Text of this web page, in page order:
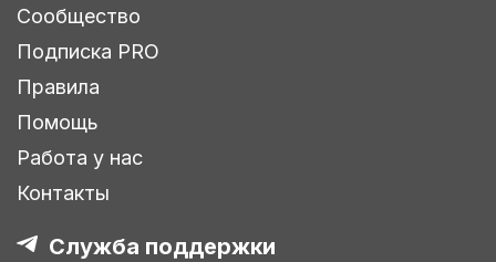
Сообщество
Подписка PRO
Правила
Помощь
Работа у нас
Контакты
Служба поддержки